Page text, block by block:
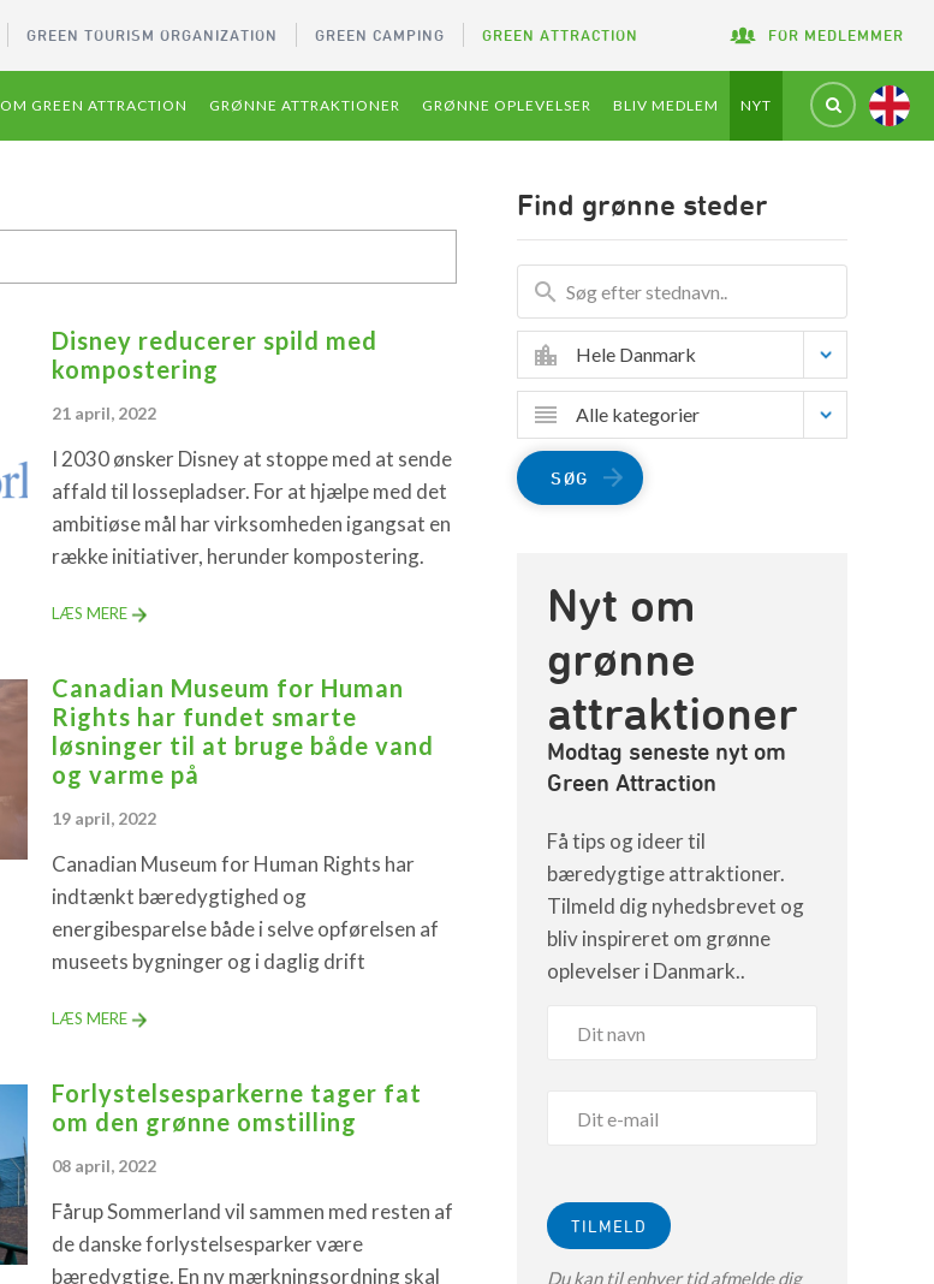
GREEN TOURISM ORGANIZATION GREEN CAMPING GREEN ATTRACTION FOR MEDLEMMER
OM GREEN ATTRACTION GRØNNE ATTRAKTIONER GRØNNE OPLEVELSER BLIV MEDLEM NYT
Disney reducerer spild med
kompostering
21 april, 2022
I 2030 ønsker Disney at stoppe med at sende
affald til lossepladser. For at hjælpe med det
ambitiøse mål har virksomheden igangsat en
række initiativer, herunder kompostering.
LÆS MERE
Canadian Museum for Human
Rights har fundet smarte
løsninger til at bruge både vand
og varme på
19 april, 2022
Canadian Museum for Human Rights har
indtænkt bæredygtighed og
energibesparelse både i selve opførelsen af
museets bygninger og i daglig drift
LÆS MERE
Forlystelsesparkerne tager fat
om den grønne omstilling
08 april, 2022
Fårup Sommerland vil sammen med resten af
de danske forlystelsesparker være
bæredygtige. En ny mærkningsordning skal
Find grønne steder
Hele Danmark
Alle kategorier
SØG
Nyt om
grønne
attraktioner
Modtag seneste nyt om
Green Attraction
Få tips og ideer til
bæredygtige attraktioner.
Tilmeld dig nyhedsbrevet og
bliv inspireret om grønne
oplevelser i Danmark..
Du kan til enhver tid afmelde dig